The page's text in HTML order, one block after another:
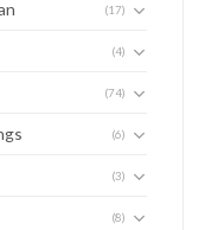
(17)
(4)
(74)
(6)
(3)
(8)